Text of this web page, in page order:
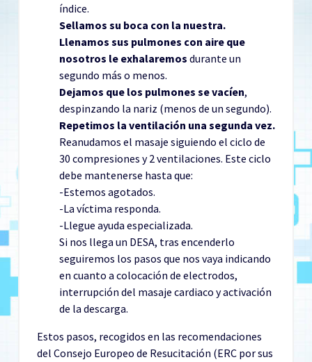
índice.
Sellamos su boca con la nuestra.
Llenamos sus pulmones con aire que
nosotros le exhalaremos durante un
segundo más o menos.
Dejamos que los pulmones se vacíen,
despinzando la nariz (menos de un segundo).
Repetimos la ventilación una segunda vez.
Reanudamos el masaje siguiendo el ciclo de
30 compresiones y 2 ventilaciones. Este ciclo
debe mantenerse hasta que:
-Estemos agotados.
-La víctima responda.
-Llegue ayuda especializada.
Si nos llega un DESA, tras encenderlo
seguiremos los pasos que nos vaya indicando
en cuanto a colocación de electrodos,
interrupción del masaje cardiaco y activación
de la descarga.
Estos pasos, recogidos en las recomendaciones
del Consejo Europeo de Resucitación (ERC por sus